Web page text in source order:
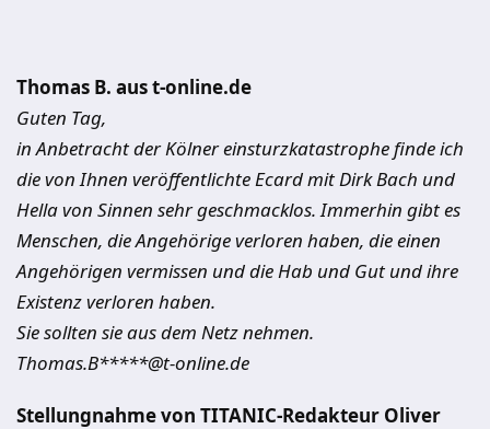
Thomas B. aus t-online.de
Guten Tag,
in Anbetracht der Kölner einsturzkatastrophe finde ich
die von Ihnen veröffentlichte Ecard mit Dirk Bach und
Hella von Sinnen sehr geschmacklos. Immerhin gibt es
Menschen, die Angehörige verloren haben, die einen
Angehörigen vermissen und die Hab und Gut und ihre
Existenz verloren haben.
Sie sollten sie aus dem Netz nehmen.
Thomas.B*****@t-online.de
Stellungnahme von TITANIC-Redakteur Oliver